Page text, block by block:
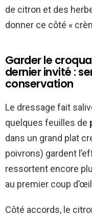
de citron et des
donner ce côté «
Garder le
dernier invité :
conservation
Le dressage fait
quelques feuilles de
dans un grand plat
poivrons) gardent
ressortent encore
au premier coup
Côté accords, le